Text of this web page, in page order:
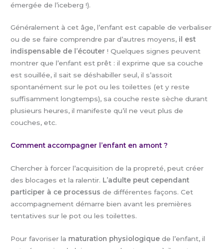
émergée de l’iceberg !).
Généralement à cet âge, l’enfant est capable de verbaliser
ou de se faire comprendre par d’autres moyens, il est
indispensable de l’écouter ! Quelques signes peuvent
montrer que l’enfant est prêt : il exprime que sa couche
est souillée, il sait se déshabiller seul, il s’assoit
spontanément sur le pot ou les toilettes (et y reste
suffisamment longtemps), sa couche reste sèche durant
plusieurs heures, il manifeste qu’il ne veut plus de
couches, etc.
Comment accompagner l’enfant en amont ?
Chercher à forcer l’acquisition de la propreté, peut créer
des blocages et la ralentir. L’adulte peut cependant
participer à ce processus de différentes façons. Cet
accompagnement démarre bien avant les premières
tentatives sur le pot ou les toilettes.
Pour favoriser la maturation physiologique de l’enfant, il